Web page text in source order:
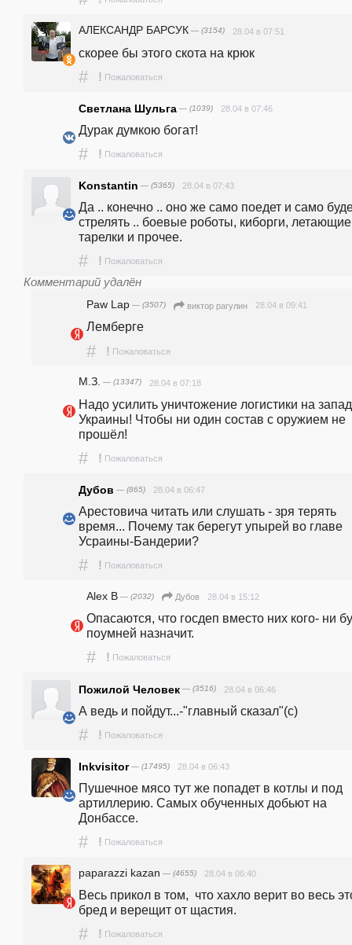
АЛЕКСАНДР БАРСУК — (3154) 28.04 в 07:51
скорее бы этого скота на крюк
# ! Пожаловаться
Светлана Шульга — (1039) 28.04 в 07:46
Дурак думкою богат!
# ! Пожаловаться
Konstantin — (5365) 28.04 в 07:43
Да .. конечно .. оно же само поедет и само
стрелять .. боевые роботы, киборги, летающие
тарелки и прочее.
# ! Пожаловаться
Комментарий удалён
Paw Lap — (3507) виктор рагулин 28.04 в 09:41
Лемберге
# ! Пожаловаться
М.З. — (13347) 28.04 в 07:18
Надо усилить уничтожение логистики на
Украины! Чтобы ни один состав с оружием не
прошёл!
# ! Пожаловаться
Дубов — (865) 28.04 в 06:47
Арестовича читать или слушать - зря терять
время... Почему так берегут упырей во главе
Усраины-Бандерии?
# ! Пожаловаться
Alex B — (2032) Дубов 28.04 в 15:12
Опасаются, что госдеп вместо них кого- ни
поумней назначит.
# ! Пожаловаться
Пожилой Человек — (3516) 28.04 в 06:46
А ведь и пойдут...-"главный сказал"(с)
# ! Пожаловаться
Inkvisitor— (17495) 28.04 в 06:43
Пушечное мясо тут же попадет в котлы и под
артиллерию. Самых обученных добьют на
Донбассе.
# ! Пожаловаться
paparazzi kazan — (4655) 28.04 в 06:40
Весь прикол в том,  что хахло верит во весь
бред и верещит от щастия.
# ! Пожаловаться